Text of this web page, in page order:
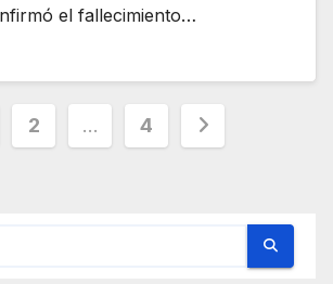
el fallecimiento…
2 … 4